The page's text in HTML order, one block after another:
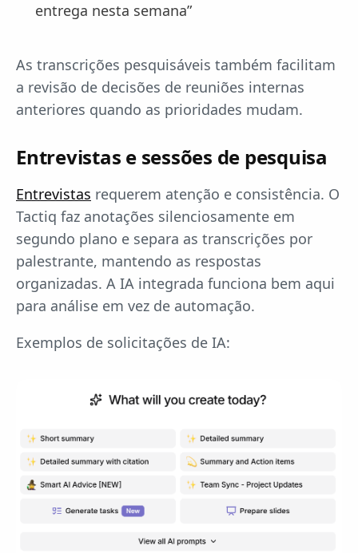
entrega nesta semana”
As transcrições pesquisáveis também facilitam
a revisão de decisões de reuniões internas
anteriores quando as prioridades mudam.
Entrevistas e sessões de pesquisa
Entrevistas requerem atenção e consistência. O
Tactiq faz anotações silenciosamente em
segundo plano e separa as transcrições por
palestrante, mantendo as respostas
organizadas. A IA integrada funciona bem aqui
para análise em vez de automação.
Exemplos de solicitações de IA: